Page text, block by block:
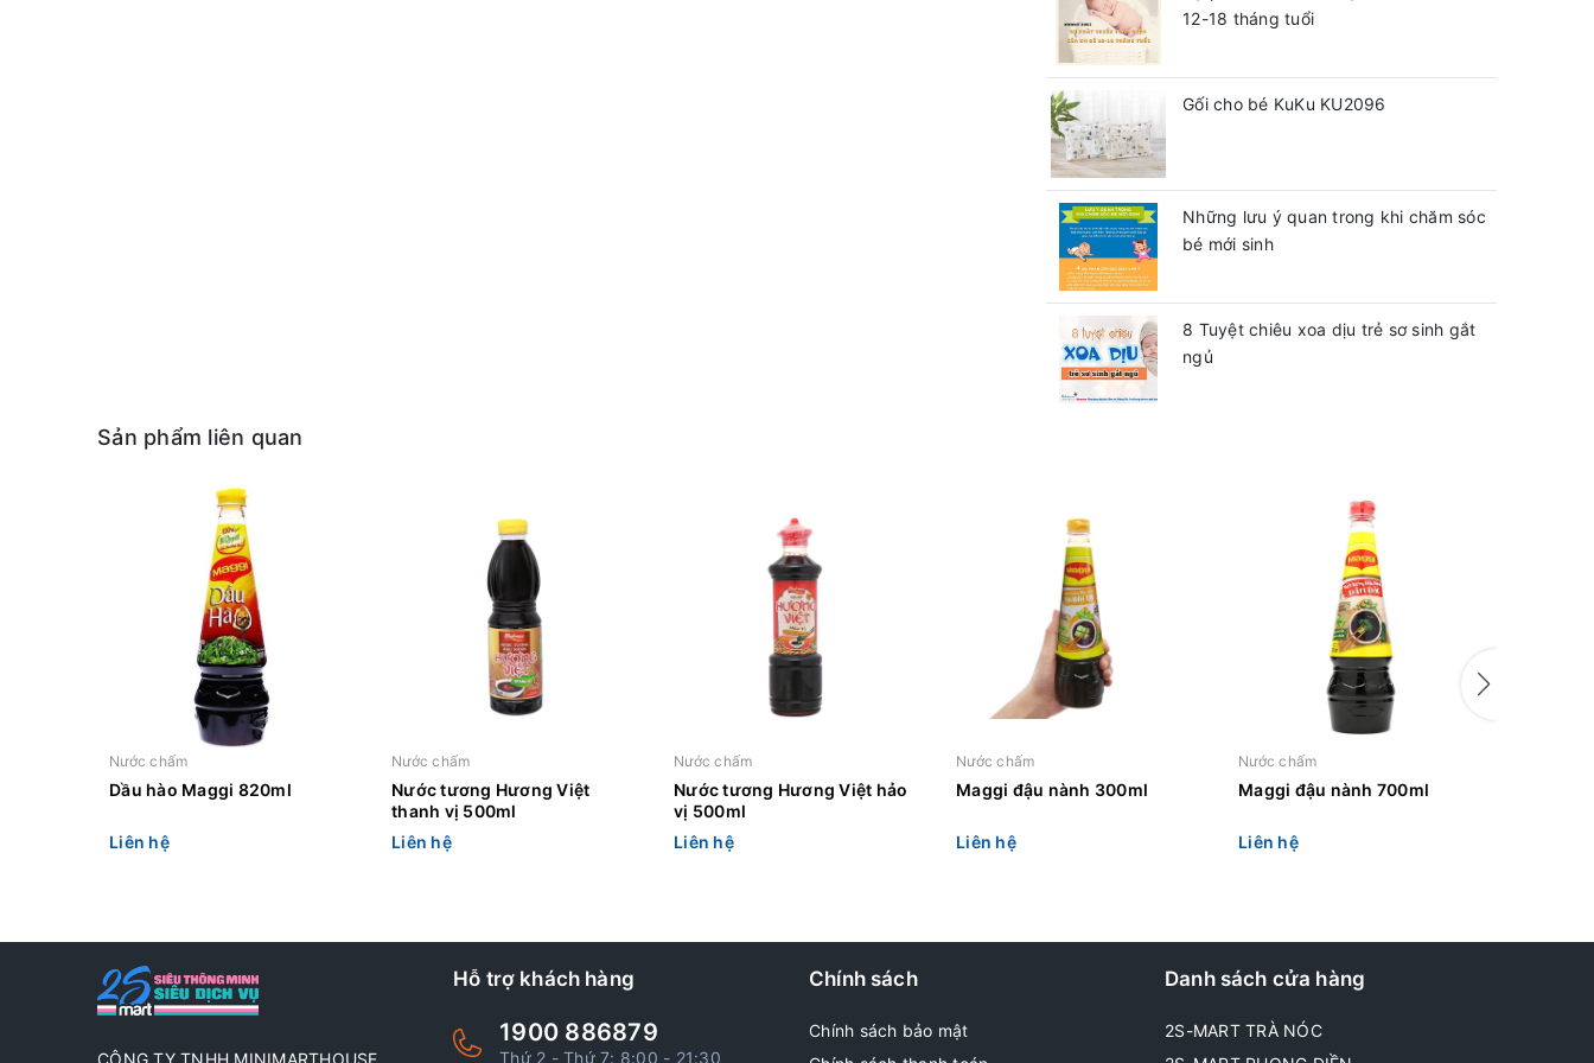
12-18 tháng tuổi
Gối cho bé KuKu KU2096
Những lưu ý quan trong khi chăm sóc
bé mới sinh
8 Tuyệt chiêu xoa dịu trẻ sơ sinh gắt
ngủ
Sản phẩm liên quan
Nước chấm
Dầu hào Maggi 820ml
Liên hệ
Nước chấm
Nước tương Hương Việt
thanh vị 500ml
Liên hệ
Nước chấm
Nước tương Hương Việt hảo
vị 500ml
Liên hệ
Nước chấm
Maggi đậu nành 300ml
Liên hệ
Nước chấm
Maggi đậu nành 700ml
Liên hệ
CÔNG TY TNHH MINIMARTHOUSE
Hỗ trợ khách hàng
1900 886879
Thứ 2 - Thứ 7: 8:00 - 21:30
Chính sách
Chính sách bảo mật
Danh sách cửa hàng
2S-MART TRÀ NÓC